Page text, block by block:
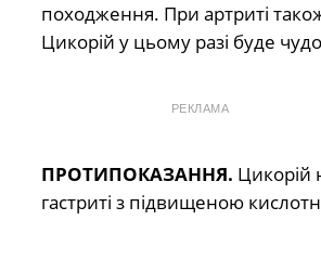
походження. При артриті
Цикорій у цьому разі буде
РЕКЛАМА
ПРОТИПОКАЗАННЯ. Цикорій
гастриті з підвищеною